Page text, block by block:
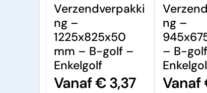
Verzendverpakki
ng –
1225x825x50
mm – B-golf –
Enkelgolf
Normale
Vanaf € 3,37
ng –
– B-
Vanaf